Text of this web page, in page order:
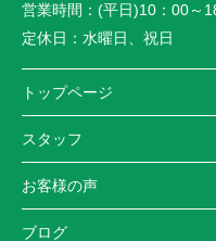
営業時間： (平日)10：00～
定休日： 水曜日、祝日
トップページ
スタッフ
お客様の声
ブログ